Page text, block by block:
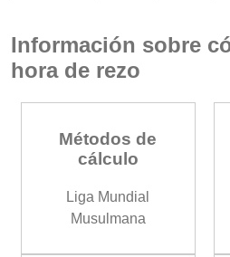
Información sobre
hora de rezo
Métodos de
cálculo
Liga Mundial
Musulmana